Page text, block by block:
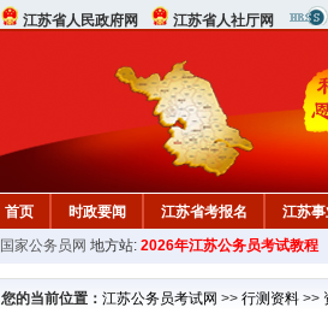
江苏省人民政府网 江苏省人社厅网
首页 时政要闻 江苏省考报名 江苏
国家公务员网 地方站: 2026年江苏公务员考试教程
您的当前位置： 江苏公务员考试网 >> 行测资料 >>